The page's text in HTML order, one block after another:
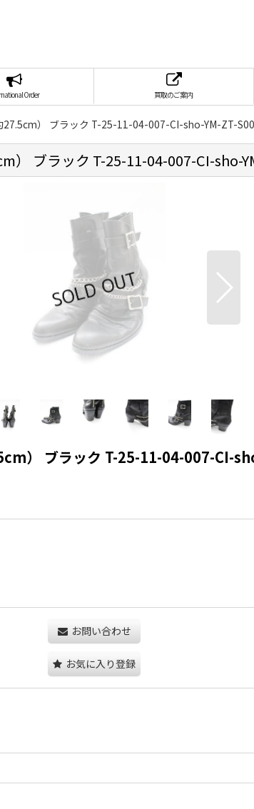
Order 買取のご案内
） ブラック T-25-11-04-007-CI-sho-YM-ZT-
） ブラック T-25-11-04-007-CI-sho-
） ブラック T-25-11-04-007-CI-
お問い合わせ
お気に入り登録